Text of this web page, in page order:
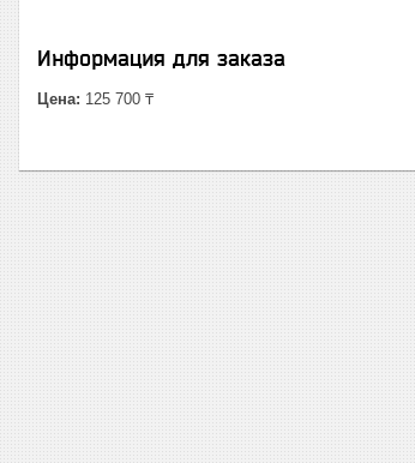
Информация для заказа
Цена: 125 700 ₸